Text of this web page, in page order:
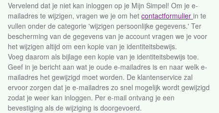
Vervelend dat je niet kan inloggen op je Mijn Simpel! Om je e-
mailadres te wijzigen, vragen we je om het contactformulier in te
vullen onder de categorie 'wijzigen persoonlijke gegevens.' Ter
bescherming van de gegevens van je account vragen we je voor
het wijzigen altijd om een kopie van je identiteitsbewijs.
Voeg daarom als bijlage een kopie van je identiteitsbewijs toe.
Geef in je bericht aan wat je oude e-mailadres is en naar welk e-
mailadres het gewijzigd moet worden. De klantenservice zal
ervoor zorgen dat je e-mailadres zo snel mogelijk wordt gewijzigd
zodat je weer kan inloggen. Per e-mail ontvang je een
bevestiging als de wijziging is doorgevoerd.